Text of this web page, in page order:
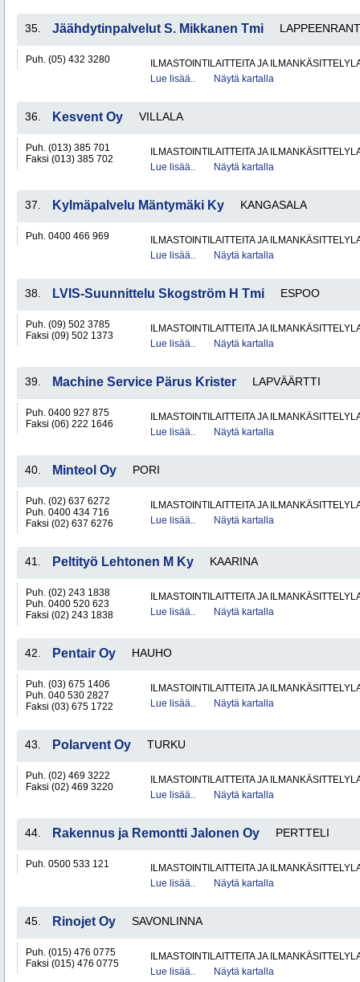
35. Jäähdytinpalvelut S. Mikkanen Tmi
Puh. (05) 432 3280
ILMASTOINTILAITTEITA JA
Lue lisää..
Näytä kartalla
36. Kesvent Oy VILLALA
Puh. (013) 385 701
Faksi (013) 385 702
ILMASTOINTILAITTEITA JA
Lue lisää..
Näytä kartalla
37. Kylmäpalvelu Mäntymäki Ky KANGASALA
Puh. 0400 466 969
ILMASTOINTILAITTEITA JA
Lue lisää..
Näytä kartalla
38. LVIS-Suunnittelu Skogström H Tmi ESPOO
Puh. (09) 502 3785
Faksi (09) 502 1373
ILMASTOINTILAITTEITA JA
Lue lisää..
Näytä kartalla
39. Machine Service Pärus Krister LAPVÄÄRTTI
Puh. 0400 927 875
Faksi (06) 222 1646
ILMASTOINTILAITTEITA JA
Lue lisää..
Näytä kartalla
40. Minteol Oy PORI
Puh. (02) 637 6272
Puh. 0400 434 716
Faksi (02) 637 6276
ILMASTOINTILAITTEITA JA
Lue lisää..
Näytä kartalla
41. Peltityö Lehtonen M Ky KAARINA
Puh. (02) 243 1838
Puh. 0400 520 623
Faksi (02) 243 1838
ILMASTOINTILAITTEITA JA
Lue lisää..
Näytä kartalla
42. Pentair Oy HAUHO
Puh. (03) 675 1406
Puh. 040 530 2827
Faksi (03) 675 1722
ILMASTOINTILAITTEITA JA
Lue lisää..
Näytä kartalla
43. Polarvent Oy TURKU
Puh. (02) 469 3222
Faksi (02) 469 3220
ILMASTOINTILAITTEITA JA
Lue lisää..
Näytä kartalla
44. Rakennus ja Remontti Jalonen Oy PERTTELI
Puh. 0500 533 121
ILMASTOINTILAITTEITA JA
Lue lisää..
Näytä kartalla
45. Rinojet Oy SAVONLINNA
Puh. (015) 476 0775
Faksi (015) 476 0775
ILMASTOINTILAITTEITA JA
Lue lisää..
Näytä kartalla